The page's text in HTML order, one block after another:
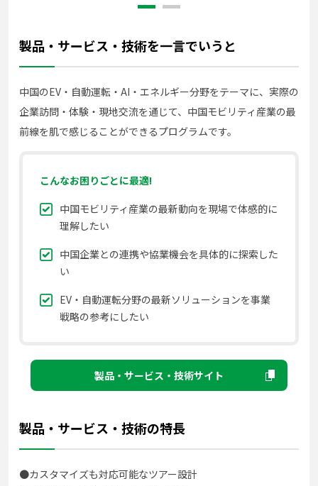
製品・サービス・技術を一言でいうと
中国のEV・自動運転・AI・エネルギー分野をテーマに、実際の
企業訪問・体験・現地交流を通じて、中国モビリティ産業の最
前線を肌で感じることができるプログラムです。
こんなお困りごとに最適!
中国モビリティ産業の最新動向を現場で体感的に
理解したい
中国企業との連携や協業機会を具体的に探索した
い
EV・自動運転分野の最新ソリューションを事業
戦略の参考にしたい
製品・サービス・技術サイト
製品・サービス・技術の特長
●カスタマイズも対応可能なツアー設計